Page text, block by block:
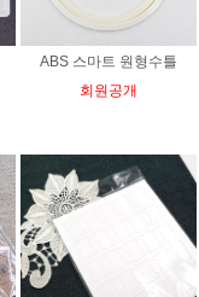
ABS 스마트 원형수틀
회원공개